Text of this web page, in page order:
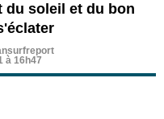
du soleil et du bon
à 16h47